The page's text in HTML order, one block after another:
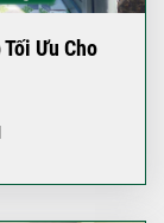
Ưu Cho